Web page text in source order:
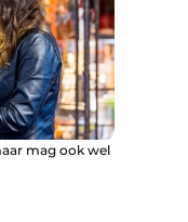
mag ook wel